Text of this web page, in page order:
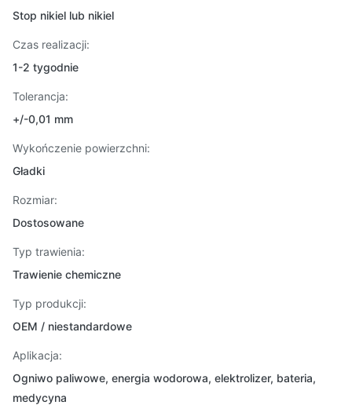
Stop nikiel lub nikiel
Czas realizacji:
1-2 tygodnie
Tolerancja:
+/-0,01 mm
Wykończenie powierzchni:
Gładki
Rozmiar:
Dostosowane
Typ trawienia:
Trawienie chemiczne
Typ produkcji:
OEM / niestandardowe
Aplikacja:
Ogniwo paliwowe, energia wodorowa, elektrolizer, bateria,
medycyna